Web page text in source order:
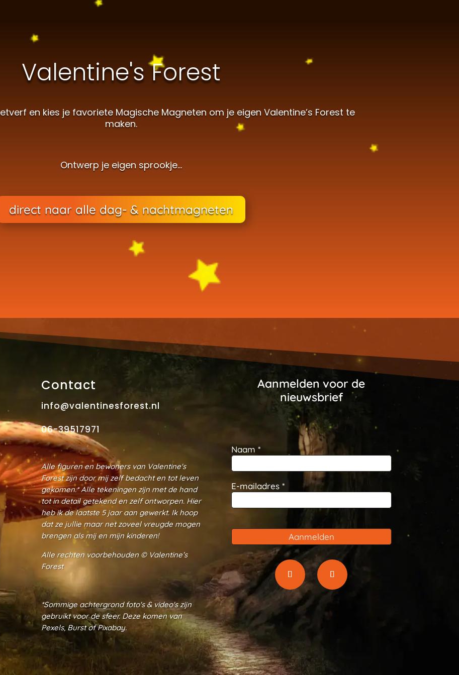
Valentine's Forest
en kies je favoriete Magische Magneten om je eigen Valentine’s Forest te
maken.
Ontwerp je eigen sprookje…
direct naar alle dag- & nachtmagneten
Contact
info@valentinesforest.nl
06-39517971
Alle figuren en bewoners van Valentine's
Forest zijn door mij zelf bedacht en tot leven
gekomen.* Alle tekeningen zijn met de hand
tot in detail getekend en zelf ontworpen. Hier
heb ik de laatste 5 jaar aan gewerkt. Ik hoop
dat ze jullie maar net zoveel vreugde mogen
brengen als mij en mijn kinderen!
Alle rechten voorbehouden ©Valentine’s
Forest
*Sommige achtergrond foto's & video's zijn
gebruikt voor de sfeer. Deze komen van
Pexels, Burst of Pixabay.
Aanmelden voor de
nieuwsbrief
Naam *
E-mailadres *